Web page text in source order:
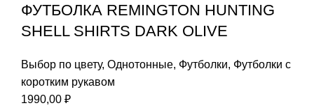
ФУТБОЛКА REMINGTON HUNTING
SHELL SHIRTS DARK OLIVE
Выбор по цвету, Однотонные, Футболки, Футболки с
коротким рукавом
1990,00 ₽